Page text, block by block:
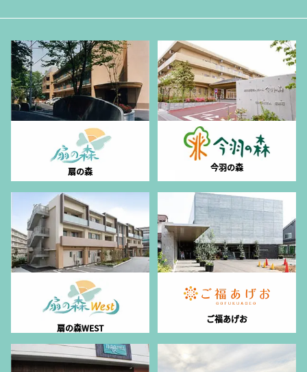
扇の森 今羽の森
扇の森WEST
ご福あげお